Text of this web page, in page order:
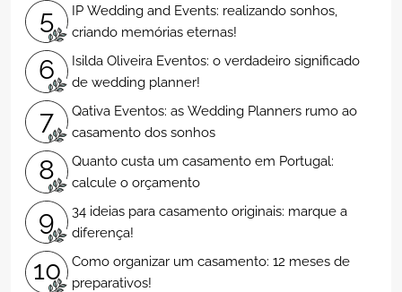
5
IP Wedding and Events: realizando sonhos,
criando memórias eternas!
6
Isilda Oliveira Eventos: o verdadeiro significado
de wedding planner!
7
Qativa Eventos: as Wedding Planners rumo ao
casamento dos sonhos
8
Quanto custa um casamento em Portugal:
calcule o orçamento
9
34 ideias para casamento originais: marque a
diferença!
10
Como organizar um casamento: 12 meses de
preparativos!